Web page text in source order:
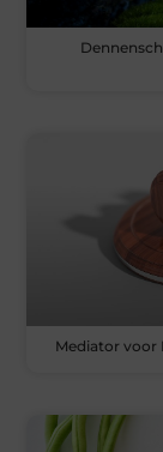
Mediator voor